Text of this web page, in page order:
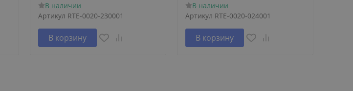
В наличии
Артикул RTE-0020-230001
В корзину
В наличии
Артикул RTE-0020-024001
В корзину